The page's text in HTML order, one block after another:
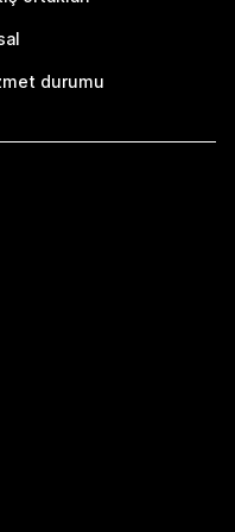
durumu